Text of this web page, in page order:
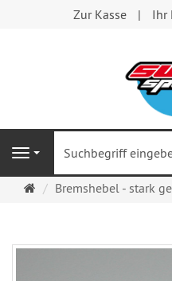
Zur Kasse Ihr
Navigation
Startseite
Bremshebel - stark